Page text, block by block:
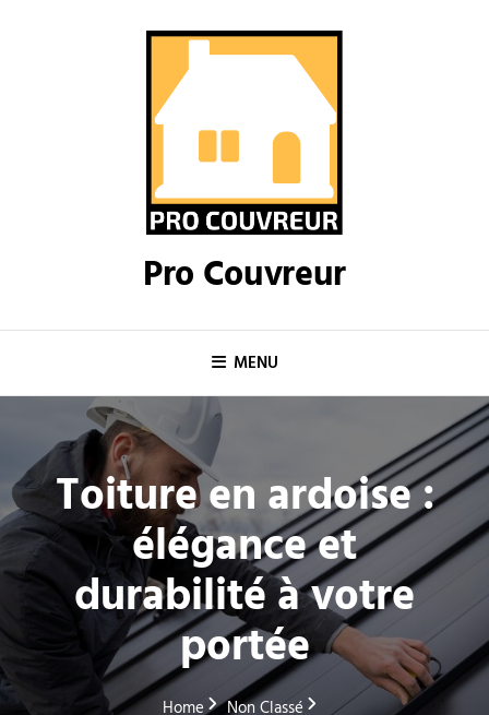
Pro Couvreur
MENU
Toiture en ardoise :
élégance et
durabilité à votre
portée
Home
Non Classé